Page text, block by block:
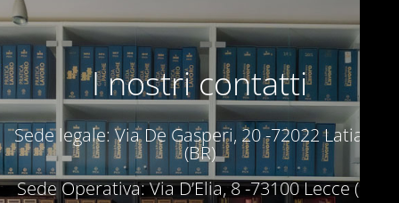
I nostri contatti
Sede legale: Via De Gasperi, 20 -72022 Latiano
(BR)
Sede Operativa: Via D’Elia, 8 -73100 Lecce (LE)